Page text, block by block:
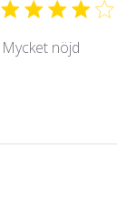
Mycket nöjd